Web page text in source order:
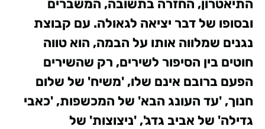
התיאטרון, החזרה בתשובה, המשברים
ובסופו של דבר יציאה לגאולה. עם קבוצת
נגנים שמלווה אותו על הבמה, הוא טווה
חוטים בין הסיפור לשירים, רק שהשירים
הפעם ברובם אינם שלו, 'משיח' של שלום
חנוך, 'עד העונג הבא' של המכשפות, 'כאבי
גדילה' של אביב גדג', 'ניצוצות' של